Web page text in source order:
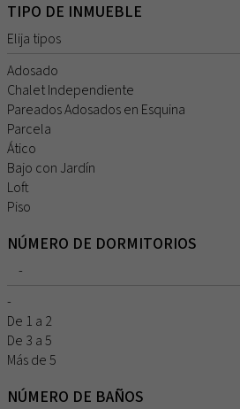
TIPO DE INMUEBLE
Elija tipos
Adosado
Chalet Independiente
Pareados Adosados en Esquina
Parcela
Ático
Bajo con Jardín
Loft
Piso
NÚMERO DE DORMITORIOS
-
-
De 1 a 2
De 3 a 5
Más de 5
NÚMERO DE BAÑOS